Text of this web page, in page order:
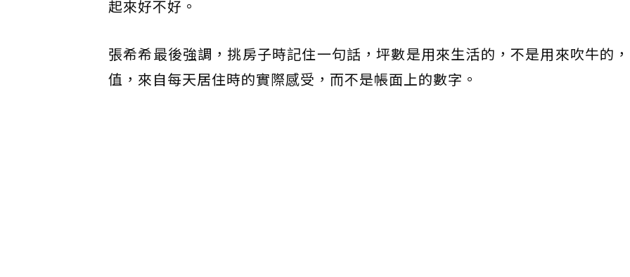
起來好不好。
張希希最後強調，挑房子時記住一句話，坪數是用來生活的，不是用來吹牛的
值，來自每天居住時的實際感受，而不是帳面上的數字。